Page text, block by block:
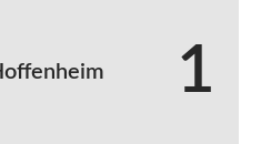
1